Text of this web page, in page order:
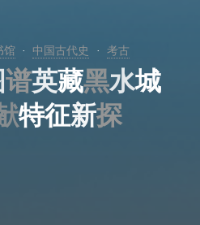
馆 中国古代史 考古
谱英藏黑水城
特征新探